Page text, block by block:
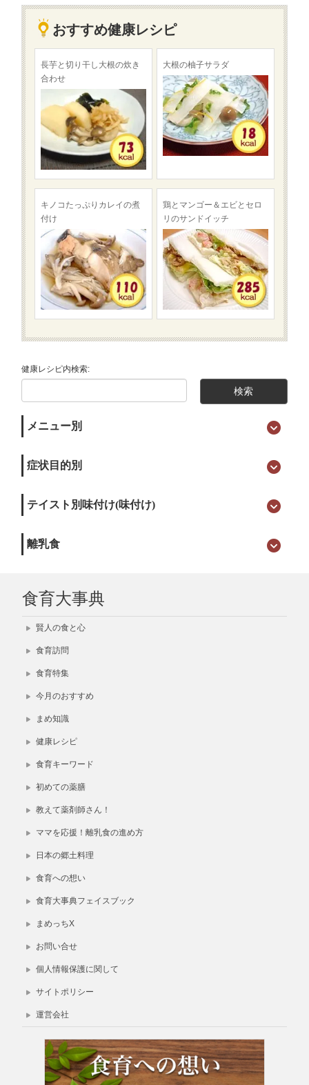
おすすめ健康レシピ
長芋と切り干し大根の炊き
合わせ
大根の柚子サラダ
キノコたっぷりカレイの煮
付け
鶏とマンゴー＆エビとセロ
リのサンドイッチ
健康レシピ内検索:
メニュー別
症状目的別
テイスト別味付け(味付け)
離乳食
食育大事典
賢人の食と心
食育訪問
食育特集
今月のおすすめ
まめ知識
健康レシピ
食育キーワード
初めての薬膳
教えて薬剤師さん！
ママを応援！離乳食の進め方
日本の郷土料理
食育への想い
食育大事典フェイスブック
まめっちX
お問い合せ
個人情報保護に関して
サイトポリシー
運営会社